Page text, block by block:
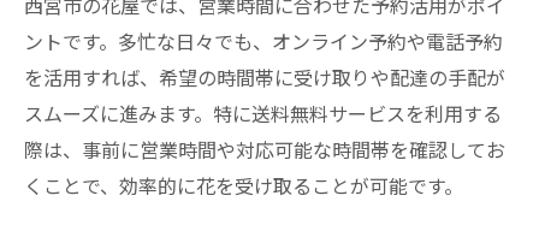
ントです。多忙な日々でも、オンライン予約や電話予約
を活用すれば、希望の時間帯に受け取りや配達の手配が
スムーズに進みます。特に送料無料サービスを利用する
際は、事前に営業時間や対応可能な時間帯を確認してお
くことで、効率的に花を受け取ることが可能です。